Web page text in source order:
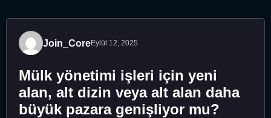
Join_CoreEylül 12, 2025
Mülk yönetimi işleri için yeni
alan, alt dizin veya alt alan daha
büyük pazara genişliyor mu?